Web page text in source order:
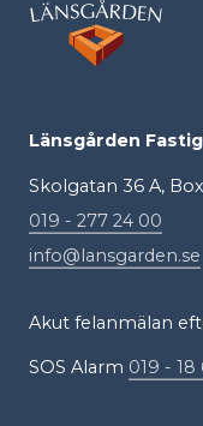
Länsgården
Skolgatan 36 A,
019 - 277 24 00
info@lansgarden.se
Akut felanmälan
SOS Alarm 019 - 18